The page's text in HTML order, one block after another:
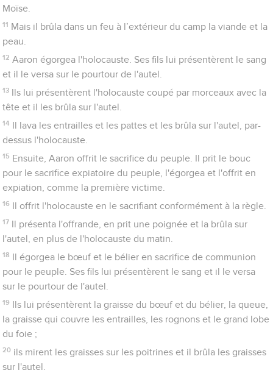
Moïse.
11 Mais il brûla dans un feu à l’extérieur du camp la viande et la
peau.
12 Aaron égorgea l'holocauste. Ses fils lui présentèrent le sang
et il le versa sur le pourtour de l'autel.
13
Ils lui présentèrent l'holocauste coupé par morceaux avec la
tête et il les brûla sur l'autel.
14
Il lava les entrailles et les pattes et les brûla sur l'autel, par-
dessus l'holocauste.
15 Ensuite, Aaron offrit le sacrifice du peuple. Il prit le bouc
pour le sacrifice expiatoire du peuple, l'égorgea et l'offrit en
expiation, comme la première victime.
16 Il offrit l'holocauste en le sacrifiant conformément à la règle.
17
Il présenta l'offrande, en prit une poignée et la brûla sur
l'autel, en plus de l'holocauste du matin.
18
Il égorgea le bœuf et le bélier en sacrifice de communion
pour le peuple. Ses fils lui présentèrent le sang et il le versa
sur le pourtour de l'autel.
19
Ils lui présentèrent la graisse du bœuf et du bélier, la queue,
la graisse qui couvre les entrailles, les rognons et le grand lobe
du foie ;
20 ils mirent les graisses sur les poitrines et il brûla les graisses
sur l'autel.